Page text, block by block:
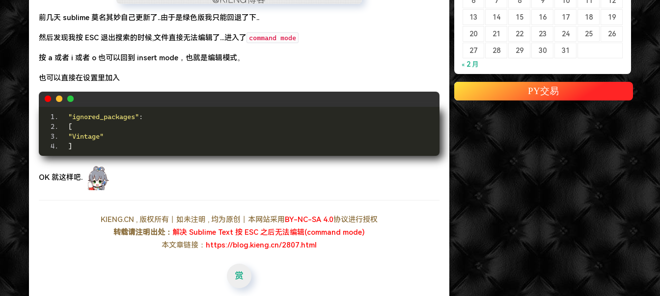
前几天 sublime 莫名其妙自己更新了..由于是绿色版我只能回退了下..
然后发现我按 ESC 退出搜索的时候,文件直接无法编辑了...进入了 command mode
按 a 或者 i 或者 o 也可以回到 insert mode，也就是编辑模式。
也可以直接在设置里加入
"ignored_packages" :
[
"Vintage"
]
OK 就这样吧.
KIENG.CN , 版权所有丨如未注明 , 均为原创丨本网站采用 BY-NC-SA 4.0协议进行授权
转载请注明出处： 解决 Sublime Text 按 ESC 之后无法编辑(command mode)
本文章链接： https://blog.kieng.cn/2807.html
赏
13 14 15 16 17 18 19
20 21 22 23 24 25 26
27 28 29 30
31
« 2 月
PY交易